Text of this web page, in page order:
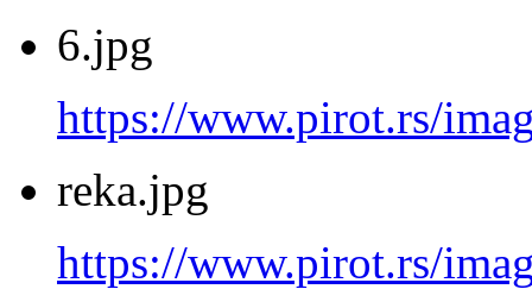
6.jpg
https://www.pirot.rs/
reka.jpg
https://www.pirot.rs/